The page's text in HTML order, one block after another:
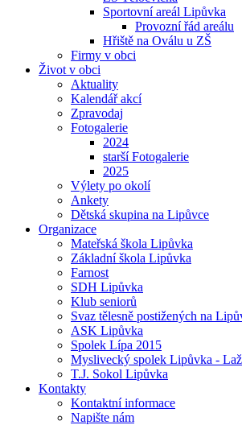
Sportovní areál Lipůvka
Provozní řád areálu
Hřiště na Oválu u ZŠ
Firmy v obci
Život v obci
Aktuality
Kalendář akcí
Zpravodaj
Fotogalerie
2024
starší Fotogalerie
2025
Výlety po okolí
Ankety
Dětská skupina na Lipůvce
Organizace
Mateřská škola Lipůvka
Základní škola Lipůvka
Farnost
SDH Lipůvka
Klub seniorů
Svaz tělesně postižených na
ASK Lipůvka
Spolek Lípa 2015
Myslivecký spolek Lipůvka -
T.J. Sokol Lipůvka
Kontakty
Kontaktní informace
Napište nám